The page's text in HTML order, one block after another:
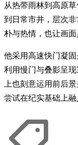
从热带雨林到高原
到日常市井，层次
朴与热情，也让画
他采用高速快门凝
利用慢门与叠影呈
上也刻意运用前后
尝试在纪实基础上融